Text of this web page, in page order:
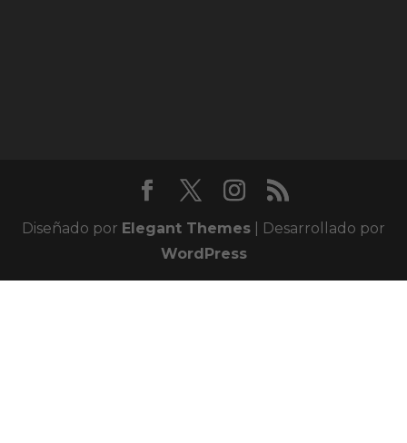
Diseñado por Elegant Themes | Desarrollado por
WordPress